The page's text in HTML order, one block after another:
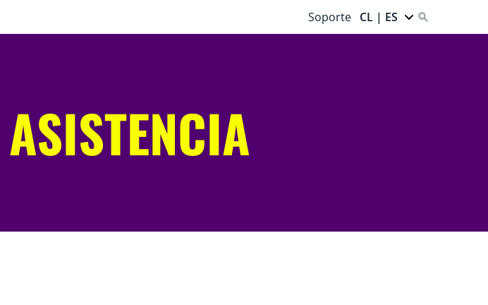
Soporte CL | ES